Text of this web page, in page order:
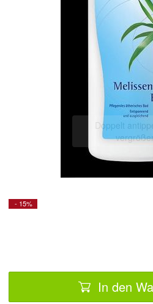
Doppelt
- 15%
In den